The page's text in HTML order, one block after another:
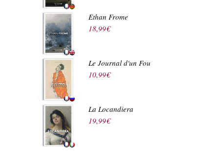
Ethan Frome
18,99€
Le Journal d'un Fou
10,99€
La Locandiera
19,99€